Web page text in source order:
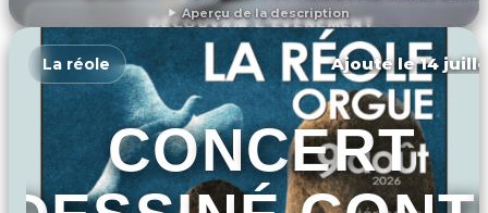
Aperçu de la description
DÉCOUVRIR L'ÉVÉNEMENT
La réole Ajouté le 14
CONCERT